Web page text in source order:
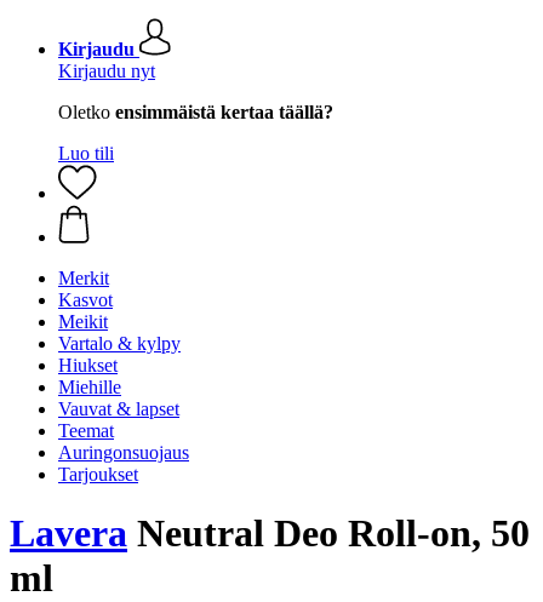
Kirjaudu
Kirjaudu nyt
Oletko ensimmäistä kertaa täällä?
Luo tili
Merkit
Kasvot
Meikit
Vartalo & kylpy
Hiukset
Miehille
Vauvat & lapset
Teemat
Auringonsuojaus
Tarjoukset
Lavera Neutral Deo Roll-on, 50
ml